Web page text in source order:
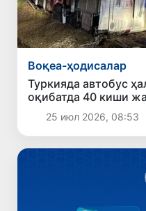
Воқеа-ҳодисалар
Туркияда автобус
оқибатда 40 киши
25 июл 2026, 08:53